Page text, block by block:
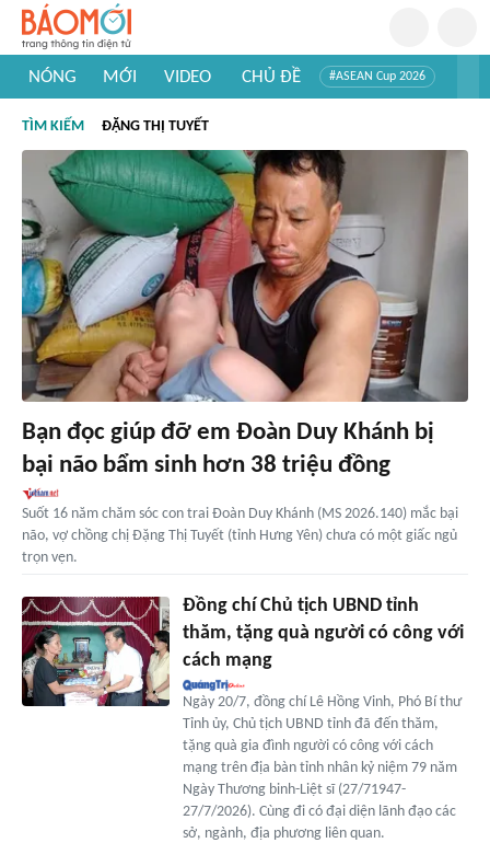
NÓNG MỚI VIDEO CHỦ ĐỀ #ASEAN Cup 2026
#Khám phá thế giới
TÌM KIẾM ĐẶNG THỊ TUYẾT
Bạn đọc giúp đỡ em Đoàn Duy Khánh bị
bại não bẩm sinh hơn 38 triệu đồng
Suốt 16 năm chăm sóc con trai Đoàn Duy Khánh (MS 2026.140) mắc bại
não, vợ chồng chị Đặng Thị Tuyết (tỉnh Hưng Yên) chưa có một giấc ngủ
trọn vẹn.
Đồng chí Chủ tịch UBND tỉnh
thăm, tặng quà người có công với
cách mạng
Ngày 20/7, đồng chí Lê Hồng Vinh, Phó Bí thư
Tỉnh ủy, Chủ tịch UBND tỉnh đã đến thăm,
tặng quà gia đình người có công với cách
mạng trên địa bàn tỉnh nhân kỷ niệm 79 năm
Ngày Thương binh-Liệt sĩ (27/71947-
27/7/2026). Cùng đi có đại diện lãnh đạo các
sở, ngành, địa phương liên quan.